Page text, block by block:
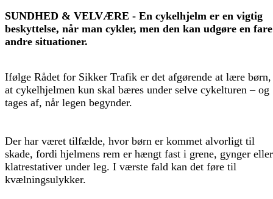
SUNDHED & VELVÆRE - En cykelhjelm er en vigtig
beskyttelse, når man cykler, men den kan udgøre en
andre situationer.
Ifølge Rådet for Sikker Trafik er det afgørende at lære børn,
at cykelhjelmen kun skal bæres under selve cykelturen – og
tages af, når legen begynder.
Der har været tilfælde, hvor børn er kommet alvorligt til
skade, fordi hjelmens rem er hængt fast i grene, gynger eller
klatrestativer under leg. I værste fald kan det føre til
kvælningsulykker.